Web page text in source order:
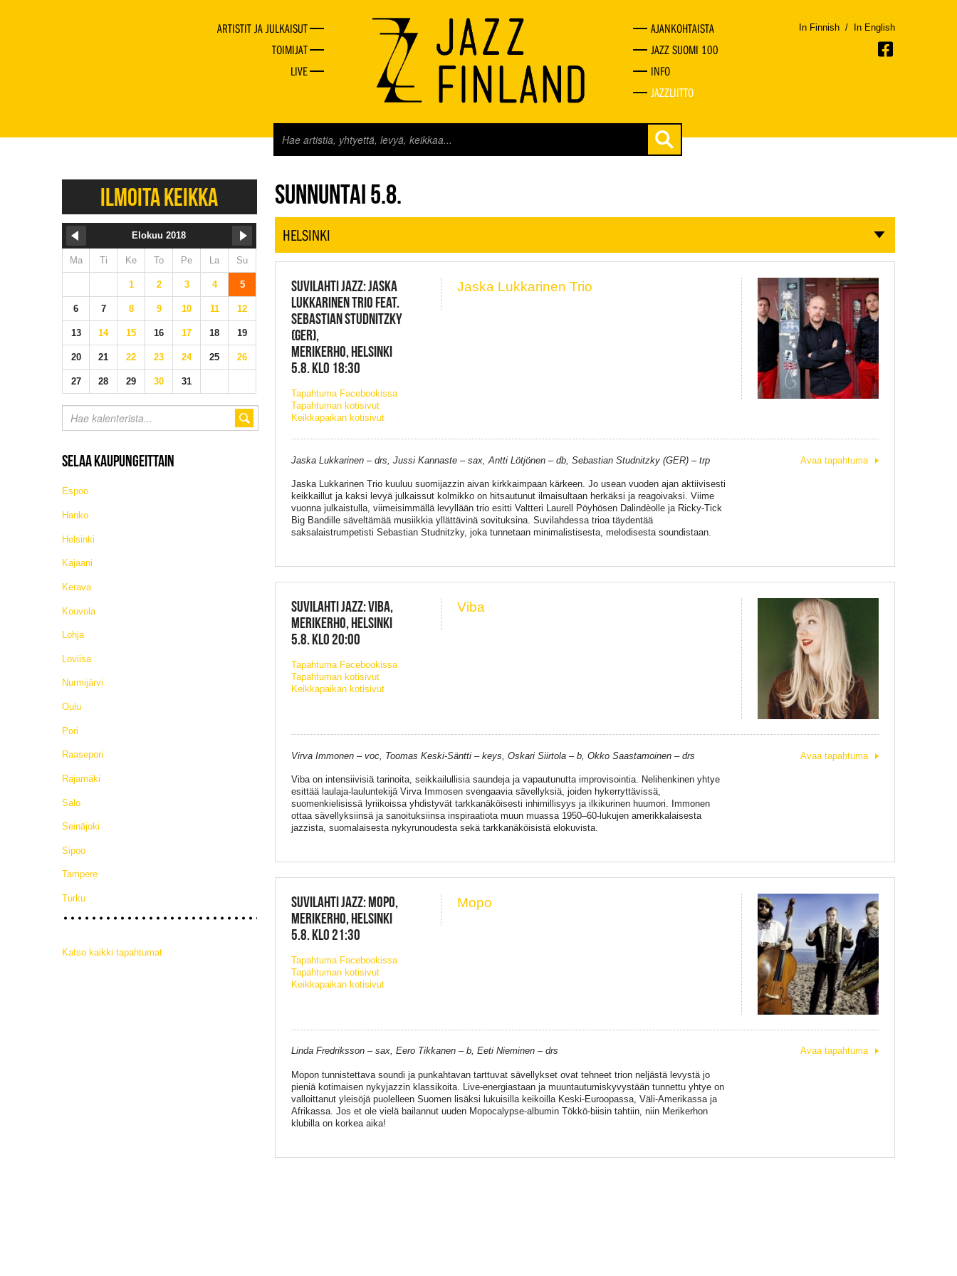
ARTISTIT JA JULKAISUT
TOIMIJAT
LIVE
AJANKOHTAISTA
JAZZ SUOMI 100
INFO
JAZZLIITTO
In Finnish / In English
ILMOITA KEIKKA
Elokuu 2018
Ma Ti Ke To Pe La Su
1 2 3 4 5
6 7 8 9 10 11 12
13 14 15 16 17 18 19
20 21 22 23 24 25 26
27 28 29 30 31
SELAA KAUPUNGEITTAIN
Espoo
Hanko
Helsinki
Kajaani
Kerava
Kouvola
Lohja
Loviisa
Nurmijärvi
Oulu
Pori
Raasepori
Rajamäki
Salo
Seinäjoki
Sipoo
Tampere
Turku
Katso kaikki tapahtumat
JAZZ FINLAND LIVE
SUNNUNTAI 5.8.
HELSINKI
SUVILAHTI JAZZ: JASKA
LUKKARINEN TRIO FEAT.
SEBASTIAN STUDNITZKY
(GER),
MERIKERHO, HELSINKI
5.8. KLO 18:30
Tapahtuma Facebookissa
Tapahtuman kotisivut
Keikkapaikan kotisivut
Jaska Lukkarinen Trio
Jaska Lukkarinen – drs, Jussi Kannaste – sax, Antti Lötjönen – db, Sebastian Studnitzky (GER) – trp
Jaska Lukkarinen Trio kuuluu suomijazzin aivan kirkkaimpaan kärkeen. Jo usean vuoden ajan aktiivisesti
keikkaillut ja kaksi levyä julkaissut kolmikko on hitsautunut ilmaisultaan herkäksi ja reagoivaksi. Viime
vuonna julkaistulla, viimeisimmällä levyllään trio esitti Valtteri Laurell Pöyhösen Dalindèolle ja Ricky-Tick
Big Bandille säveltämää musiikkia yllättävinä sovituksina. Suvilahdessa trioa täydentää
saksalaistrumpetisti Sebastian Studnitzky, joka tunnetaan minimalistisesta, melodisesta soundistaan.
Avaa tapahtuma
SUVILAHTI JAZZ: VIBA,
MERIKERHO, HELSINKI
5.8. KLO 20:00
Tapahtuma Facebookissa
Tapahtuman kotisivut
Keikkapaikan kotisivut
Viba
Virva Immonen – voc, Toomas Keski-Säntti – keys, Oskari Siirtola – b, Okko Saastamoinen – drs
Viba on intensiivisiä tarinoita, seikkailullisia saundeja ja vapautunutta improvisointia. Nelihenkinen yhtye
esittää laulaja-lauluntekijä Virva Immosen svengaavia sävellyksiä, joiden hykerryttävissä,
suomenkielisissä lyriikoissa yhdistyvät tarkkanäköisesti inhimillisyys ja ilkikurinen huumori. Immonen
ottaa sävellyksiinsä ja sanoituksiinsa inspiraatiota muun muassa 1950–60-lukujen amerikkalaisesta
jazzista, suomalaisesta nykyrunoudesta sekä tarkkanäköisistä elokuvista.
Avaa tapahtuma
SUVILAHTI JAZZ: MOPO,
MERIKERHO, HELSINKI
5.8. KLO 21:30
Tapahtuma Facebookissa
Tapahtuman kotisivut
Keikkapaikan kotisivut
Mopo
Linda Fredriksson – sax, Eero Tikkanen – b, Eeti Nieminen – drs
Mopon tunnistettava soundi ja punkahtavan tarttuvat sävellykset ovat tehneet trion neljästä levystä jo
pieniä kotimaisen nykyjazzin klassikoita. Live-energiastaan ja muuntautumiskyvystään tunnettu yhtye on
valloittanut yleisöjä puolelleen Suomen lisäksi lukuisilla keikoilla Keski-Euroopassa, Väli-Amerikassa ja
Afrikassa. Jos et ole vielä bailannut uuden Mopocalypse-albumin Tökkö-biisin tahtiin, niin Merikerhon
klubilla on korkea aika!
Avaa tapahtuma